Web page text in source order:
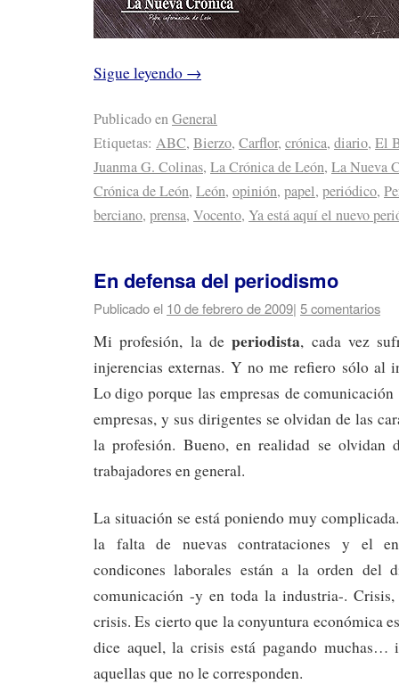
Sigue leyendo →
Publicado enGeneral
Etiquetas: ABC, Bierzo, Carflor, crónica, diario, El
Juanma G. Colinas, La Crónica de León, La Nueva
Crónica de León, León, opinión, papel, periódico,
berciano, prensa, Vocento, Ya está aquí el nuevo
En defensa del periodismo
Publicado el 10 de febrero de 2009| 5 comentarios
Mi profesión, la deperiodista, cada vez
injerencias externas. Y no me refiero sólo al
Lo digo porque las empresas de comunicación
empresas, y sus dirigentes se olvidan de las
la profesión. Bueno, en realidad se olvidan
trabajadores en general.
La situación se está poniendo muy
la falta de nuevas contrataciones y el
condicones laborales están a la orden del
comunicación -y en toda la industria-.
crisis. Es cierto que la conyuntura económica
dice aquel, la crisis está pagando muchas…
aquellas que no le corresponden.